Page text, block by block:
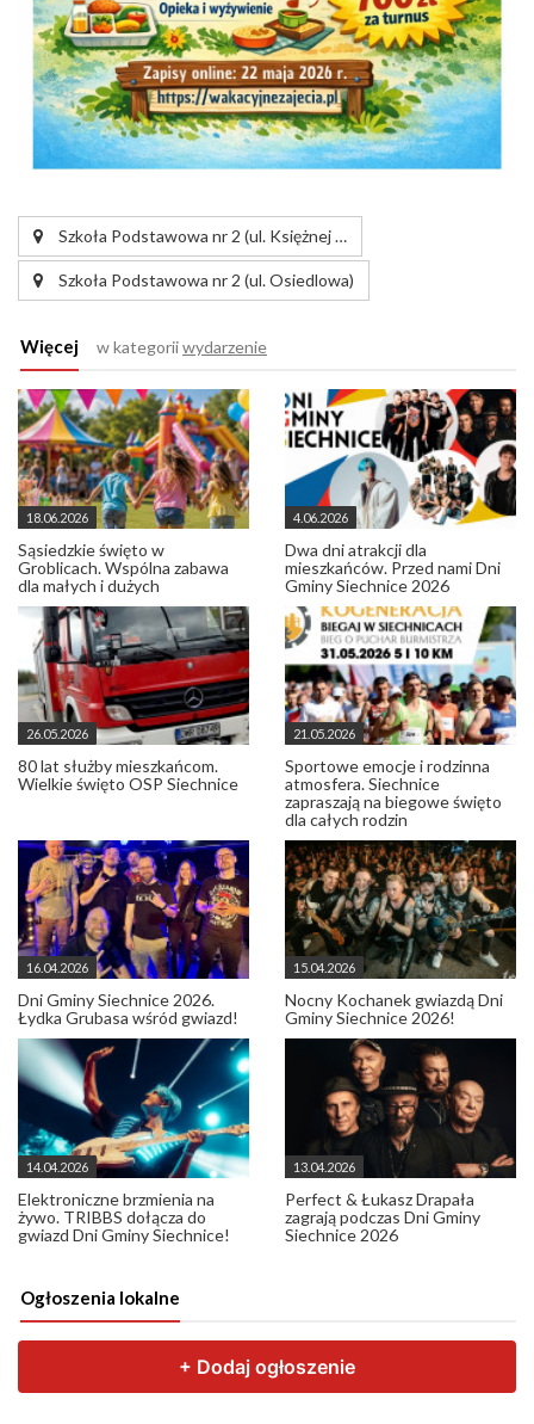
Szkoła Podstawowa nr 2 (ul. Księżnej …
Szkoła Podstawowa nr 2 (ul. Osiedlowa)
Więcej w kategoriiwydarzenie
18.06.2026
Sąsiedzkie święto w
Groblicach. Wspólna zabawa
dla małych i dużych
4.06.2026
Dwa dni atrakcji dla
mieszkańców. Przed nami Dni
Gminy Siechnice 2026
26.05.2026
80 lat służby mieszkańcom.
Wielkie święto OSP Siechnice
21.05.2026
Sportowe emocje i rodzinna
atmosfera. Siechnice
zapraszają na biegowe święto
dla całych rodzin
16.04.2026
Dni Gminy Siechnice 2026.
Łydka Grubasa wśród gwiazd!
15.04.2026
Nocny Kochanek gwiazdą Dni
Gminy Siechnice 2026!
14.04.2026
Elektroniczne brzmienia na
żywo. TRIBBS dołącza do
gwiazd Dni Gminy Siechnice!
13.04.2026
Perfect & Łukasz Drapała
zagrają podczas Dni Gminy
Siechnice 2026
Ogłoszenia lokalne